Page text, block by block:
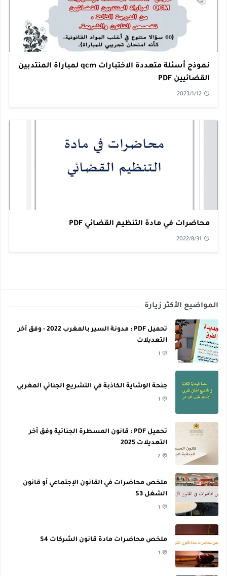
نموذج أسئلة متعددة الاختبارات qcm لمباراة المنتدبين
القضائيين PDF
2023/1/12
محاضرات في مادة التنظيم القضائي PDF
2022/8/31
المواضيع الأكثر زيارة
تحميل PDF : مدونة السير بالمغرب 2022 - وفق آخر
التعديلات
1
جنحة الوشاية الكاذبة في التشريع الجنائي المغربي
1
تحميل PDF : قانون المسطرة الجنائية وفق آخر
التعديلات 2025
2
ملخص محاضرات في القانون الإجتماعي أو قانون
الشغل S3
1
ملخص محاضرات مادة قانون الشركات S4
1